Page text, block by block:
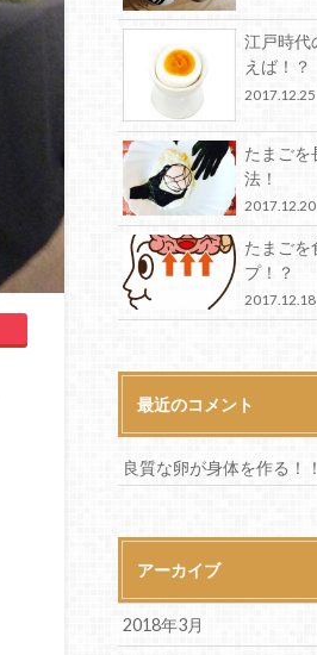
江戸時代
えば！？
2017.12.25
たまごを
法！
2017.12.20
たまごを
プ！？
2017.12.18
最近のコメント
良質な卵が身体を作る！！
アーカイブ
2018年3月